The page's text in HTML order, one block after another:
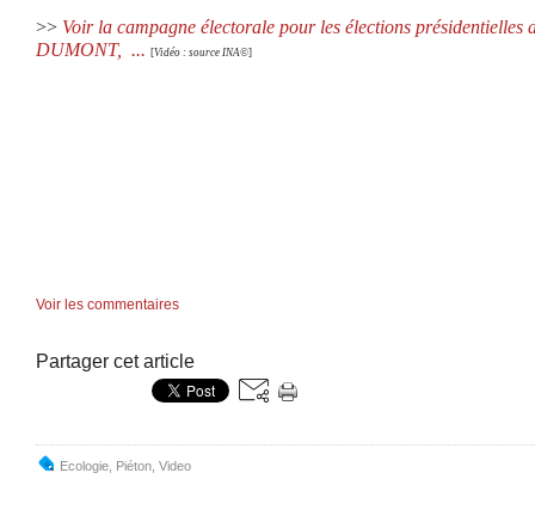
>> Voir la campagne électorale pour les élections présidentielles
DUMONT, ... [Vidéo : source INA©]
Voir les commentaires
Partager cet article
Ecologie Piéton Video